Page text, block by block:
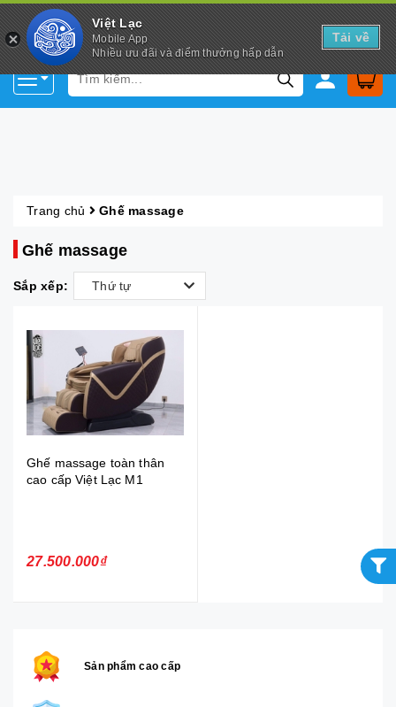
Việt Lạc
Mobile App
Nhiều ưu đãi và điểm thưởng hấp dẫn
Tải về
Trang chủ Ghế massage
Ghế massage
Sắp xếp: Thứ tự
Ghế massage toàn thân
cao cấp Việt Lạc M1
27.500.000₫
Sản phẩm cao cấp